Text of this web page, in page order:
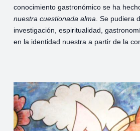
conocimiento gastronómico se ha
nuestra cuestionada alma . Se
investigación, espiritualidad,
en la identidad nuestra a partir de la